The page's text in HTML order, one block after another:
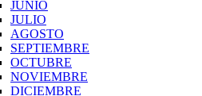
JUNIO
JULIO
AGOSTO
SEPTIEMBRE
OCTUBRE
NOVIEMBRE
DICIEMBRE